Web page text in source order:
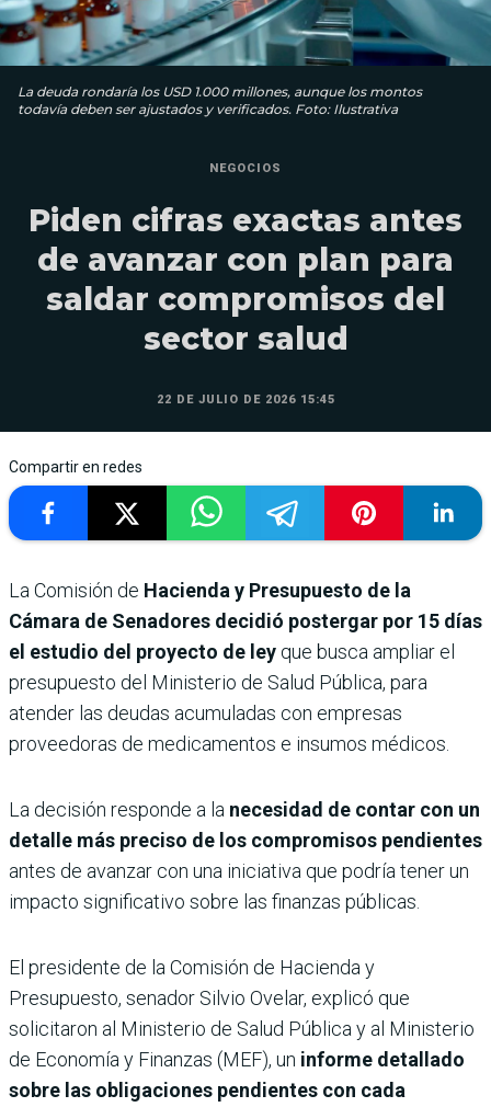
La deuda rondaría los USD 1.000 millones, aunque los montos
todavía deben ser ajustados y verificados. Foto: Ilustrativa
NEGOCIOS
Piden cifras exactas antes
de avanzar con plan para
saldar compromisos del
sector salud
22 DE JULIO DE 2026 15:45
Compartir en redes
La Comisión de Hacienda y Presupuesto de la
Cámara de Senadores decidió postergar por 15 días
el estudio del proyecto de ley que busca ampliar el
presupuesto del Ministerio de Salud Pública, para
atender las deudas acumuladas con empresas
proveedoras de medicamentos e insumos médicos.
La decisión responde a la necesidad de contar con un
detalle más preciso de los compromisos pendientes
antes de avanzar con una iniciativa que podría tener un
impacto significativo sobre las finanzas públicas.
El presidente de la Comisión de Hacienda y
Presupuesto, senador Silvio Ovelar, explicó que
solicitaron al Ministerio de Salud Pública y al Ministerio
de Economía y Finanzas (MEF), un informe detallado
sobre las obligaciones pendientes con cada